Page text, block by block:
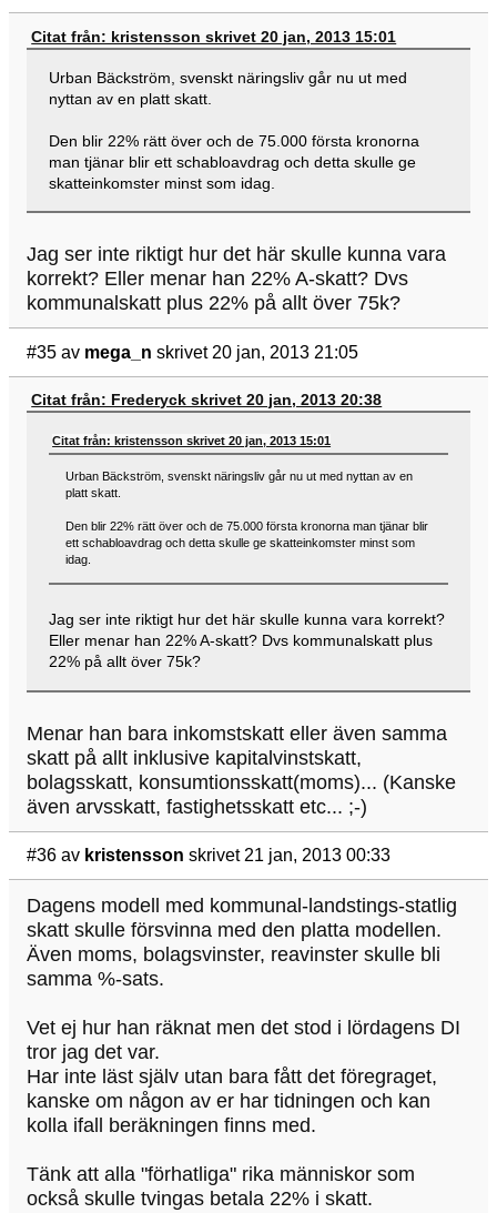
Citat från: kristensson skrivet 20 jan, 2013 15:01
Urban Bäckström, svenskt näringsliv går nu ut med
nyttan av en platt skatt.
Den blir 22% rätt över och de 75.000 första kronorna
man tjänar blir ett schabloavdrag och detta skulle ge
skatteinkomster minst som idag.
Jag ser inte riktigt hur det här skulle kunna vara
korrekt? Eller menar han 22% A-skatt? Dvs
kommunalskatt plus 22% på allt över 75k?
#35 av mega_n skrivet 20 jan, 2013 21:05
Citat från: Frederyck skrivet 20 jan, 2013 20:38
Citat från: kristensson skrivet 20 jan, 2013 15:01
Urban Bäckström, svenskt näringsliv går nu ut med nyttan av en
platt skatt.
Den blir 22% rätt över och de 75.000 första kronorna man tjänar blir
ett schabloavdrag och detta skulle ge skatteinkomster minst som
idag.
Jag ser inte riktigt hur det här skulle kunna vara korrekt?
Eller menar han 22% A-skatt? Dvs kommunalskatt plus
22% på allt över 75k?
Menar han bara inkomstskatt eller även samma
skatt på allt inklusive kapitalvinstskatt,
bolagsskatt, konsumtionsskatt(moms)... (Kanske
även arvsskatt, fastighetsskatt etc... ;-)
#36 av kristensson skrivet 21 jan, 2013 00:33
Dagens modell med kommunal-landstings-statlig
skatt skulle försvinna med den platta modellen.
Även moms, bolagsvinster, reavinster skulle bli
samma %-sats.
Vet ej hur han räknat men det stod i lördagens DI
tror jag det var.
Har inte läst själv utan bara fått det föregraget,
kanske om någon av er har tidningen och kan
kolla ifall beräkningen finns med.
Tänk att alla "förhatliga" rika människor som
också skulle tvingas betala 22% i skatt.